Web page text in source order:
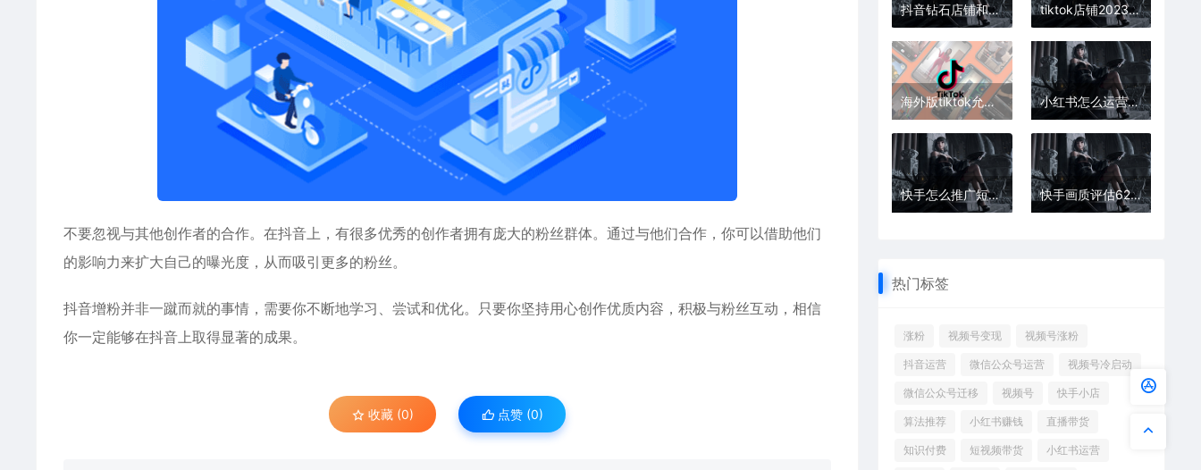
不要忽视与其他创作者的合作。在抖音上，有很多优秀的创作者拥有庞大的粉丝群体。通过与他们合作，你可以借助他们
的影响力来扩大自己的曝光度，从而吸引更多的粉丝。
抖音增粉并非一蹴而就的事情，需要你不断地学习、尝试和优化。只要你坚持用心创作优质内容，积极与粉丝互动，相信
你一定能够在抖音上取得显著的成果。
收藏 (0) 点赞 (0)
抖音钻石店铺和金牌店铺哪个好 tiktok店铺2023政策以及售卖规则
海外版tiktok允许无人直播吗，tiktok无人直播玩法 小红书怎么运营吸引粉丝 小红书涨粉丝最快的方法
快手怎么推广短剧赚钱 快手画质评估62是合格的吗
热门标签
涨粉 视频号变现 视频号涨粉
抖音运营 微信公众号运营 视频号冷启动
微信公众号迁移 视频号 快手小店
算法推荐 小红书赚钱 直播带货
知识付费 短视频带货 小红书运营